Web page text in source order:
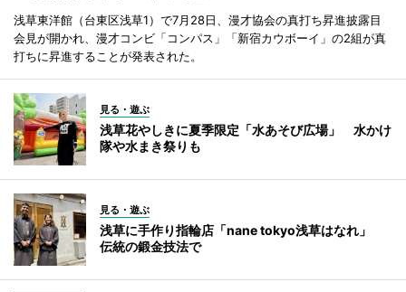
浅草東洋館（台東区浅草1）で7月28日、漫才協会の真打ち昇進披露目
会見が開かれ、漫才コンビ「コンパス」「新宿カウボーイ」の2組が真
打ちに昇進することが発表された。
見る・遊ぶ
浅草花やしきに夏季限定「水あそび広場」 水かけ
隊や水まき祭りも
見る・遊ぶ
浅草に手作り指輪店「nane tokyo浅草はなれ」
伝統の鍛金技法で